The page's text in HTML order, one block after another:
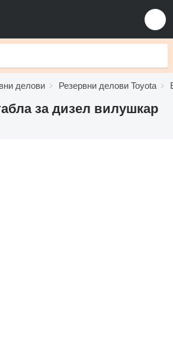
делови Резервни делови Toyota
за дизел вилушкар